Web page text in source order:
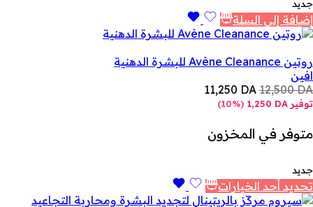
جديد
إضافة إلى السلة
روتين Avène Cleanance للبشرة الدهنية
افين
12,500DA
11,250 DA
توفير 1,250 DA
(
10%
)
متوفر في المخزون
جديد
تحديد أحد الخيارات